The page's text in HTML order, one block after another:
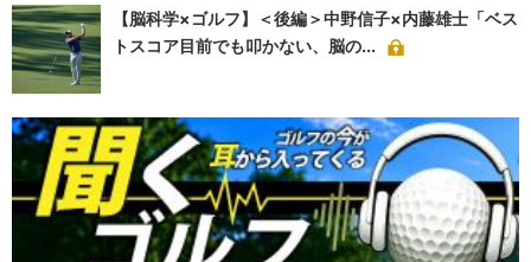
【脳科学×ゴルフ】＜後編＞中野信子×内藤雄士「ベス
トスコア目前でも叩かない、脳の...